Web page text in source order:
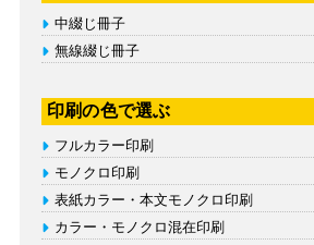
中綴じ冊子
無線綴じ冊子
印刷の色で選ぶ
フルカラー印刷
モノクロ印刷
表紙カラー・本文モノクロ印刷
カラー・モノクロ混在印刷